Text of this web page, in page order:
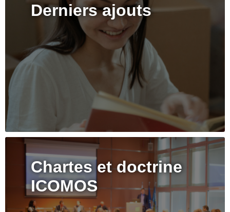
Derniers ajouts
Chartes et doctrine
ICOMOS